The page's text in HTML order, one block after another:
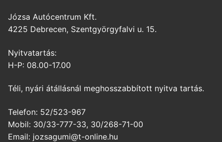
Józsa Autócentrum Kft.
4225 Debrecen, Szentgyörgyfalvi u. 15.
Nyitvatartás:
H-P: 08.00-17.00
Téli, nyári átállásnál meghosszabbított nyitva tartás.
Telefon: 52/523-967
Mobil: 30/33-777-33, 30/268-71-00
Email: jozsagumi@t-online.hu